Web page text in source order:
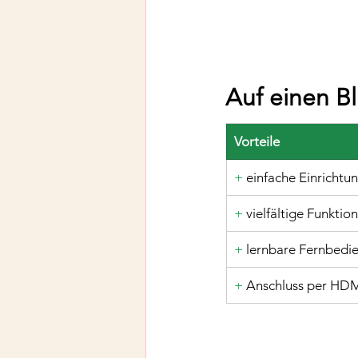
Auf einen
Vorteile
+ einfache
+ vielfältige
+ lernbare
+ Anschluss per